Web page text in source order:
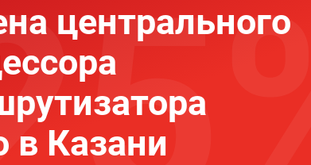
центрального
в Казани